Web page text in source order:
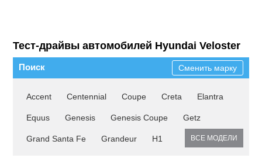
Тест-драйвы автомобилей Hyundai Veloster
Поиск Сменить марку
Accent Centennial Coupe Creta Elantra
Equus Genesis Genesis Coupe Getz
Grand Santa Fe Grandeur H1 ВСЕ МОДЕЛИ